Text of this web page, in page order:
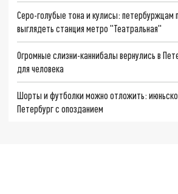
Серо-голубые тона и кулисы: петербуржцам
выглядеть станция метро "Театральная"
Огромные слизни-каннибалы вернулись в
для человека
Шорты и футболки можно отложить:
Петербург с опозданием